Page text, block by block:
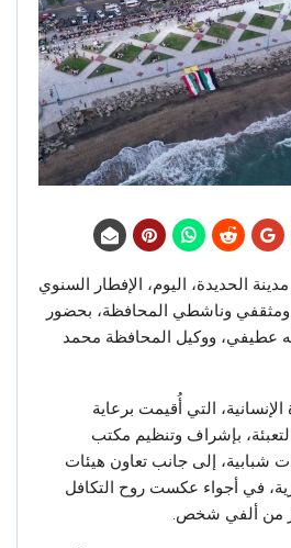
الحديدة، اليوم، الإفطار السنوي
ومثقفي وناشطي المحافظة، بحضور
عطيفي، ووكيل المحافظة محمد
التي أُقيمت برعاية
بإشراف وتنظيم مكتب
شبابية، إلى جانب تعاون هيئات
في أجواء عكست روح التكافل
من ألفي شخص.